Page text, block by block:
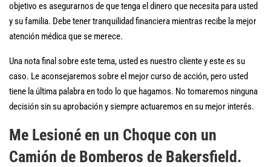
objetivo es asegurarnos de que tenga el dinero que necesita para usted
y su familia. Debe tener tranquilidad financiera mientras recibe la mejor
atención médica que se merece.
Una nota final sobre este tema, usted es nuestro cliente y este es su
caso. Le aconsejaremos sobre el mejor curso de acción, pero usted
tiene la última palabra en todo lo que hagamos. No tomaremos ninguna
decisión sin su aprobación y siempre actuaremos en su mejor interés.
Me Lesioné en un Choque con un
Camión de Bomberos de Bakersfield.